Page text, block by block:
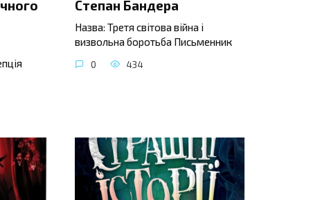
Степан Бандера
Назва: Третя світова війна і
визвольна боротьба Письменник
0 434